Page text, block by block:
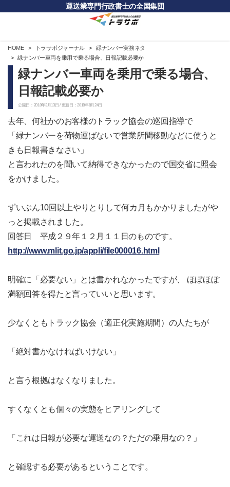
運送業専門行政書士の全国集団
HOME トラサポジャーナル
緑ナンバー実務ネタ
緑ナンバー車両を乗用で乗る場合、日報記載必要か
緑ナンバー車両を乗用で乗る場合、
日報記載必要か
公開日：2018年3月13日 / 更新日：2018年8月24日
去年、何社かのお客様のトラック協会の巡回指導で
「緑ナンバーを荷物運ばないで営業所間移動などに使うと
きも日報書きなさい」
と言われたのを聞いて納得できなかったので国交省に照会
をかけました。
ずいぶん10回以上やりとりして何カ月もかかりましたがや
っと掲載されました。
回答日 平成２９年１２月１１日のものです。
http://www.mlit.go.jp/appli/file000016.html
明確に「必要ない」とは書かれなかったですが、 ほぼほぼ
満額回答を得たと言っていいと思います。
少なくともトラック協会（適正化実施期間）の人たちが
「絶対書かなければいけない」
と言う根拠はなくなりました。
すくなくとも個々の実態をヒアリングして
「これは日報が必要な運送なの？ただの乗用なの？」
と確認する必要があるということです。